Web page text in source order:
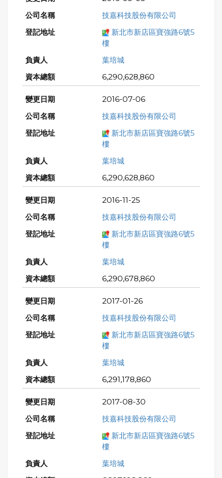
技嘉科技股份有限公司
新北市新店區寶強路6號5
樓
葉培城
6,290,628,860
2016-07-06
技嘉科技股份有限公司
新北市新店區寶強路6號5
樓
葉培城
6,290,628,860
2016-11-25
技嘉科技股份有限公司
新北市新店區寶強路6號5
樓
葉培城
6,290,678,860
2017-01-26
技嘉科技股份有限公司
新北市新店區寶強路6號5
樓
葉培城
6,291,178,860
2017-08-30
技嘉科技股份有限公司
新北市新店區寶強路6號5
樓
葉培城